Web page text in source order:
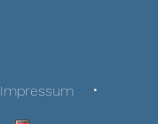
Impressum